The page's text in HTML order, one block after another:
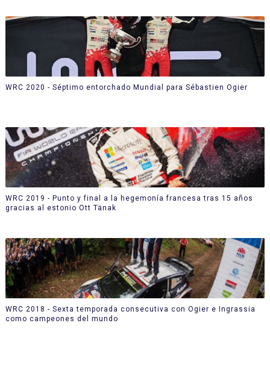
WRC 2020 - Séptimo entorchado Mundial para Sébastien Ogier
WRC 2019 - Punto y final a la hegemonía francesa tras 15 años
gracias al estonio Ott Tänak
WRC 2018 - Sexta temporada consecutiva con Ogier e Ingrassia
como campeones del mundo